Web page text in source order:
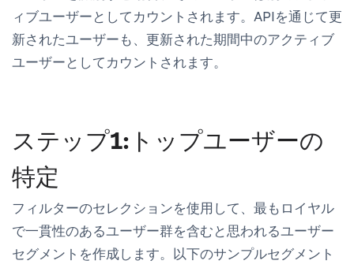
ィブユーザーとしてカウントされます。APIを通じて更
新されたユーザーも、更新された期間中のアクティブ
ユーザーとしてカウントされます。
ステップ1:トップユーザーの
特定
フィルターのセレクションを使用して、最もロイヤル
で一貫性のあるユーザー群を含むと思われるユーザー
セグメントを作成します。以下のサンプルセグメント